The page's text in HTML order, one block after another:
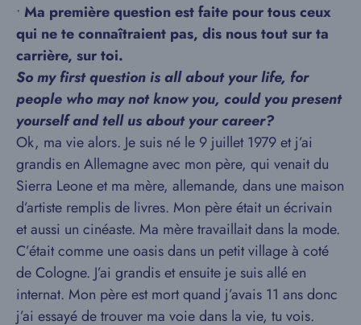
• Ma première question est faite pour tous ceux
qui ne te connaîtraient pas, dis nous tout sur ta
carrière, sur toi.
So my first question is all about your life, for
people who may not know you, could you present
yourself and tell us about your career?
Ok, ma vie alors. Je suis né le 9 juillet 1979 et j’ai
grandis en Allemagne avec mon père, qui venait du
Sierra Leone et ma mère, allemande, dans une maison
d’artiste remplis de livres. Mon père était un écrivain
et aussi un cinéaste. Ma mère travaillait dans la mode.
C’était comme une oasis dans un petit village à coté
de Cologne. J’ai grandis et ensuite je suis allé en
internat. Mon père est mort quand j’avais 11 ans donc
j’ai essayé de trouver ma voie dans la vie, tu vois.